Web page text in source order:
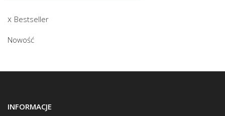
Bestseller
Nowość
INFORMACJE